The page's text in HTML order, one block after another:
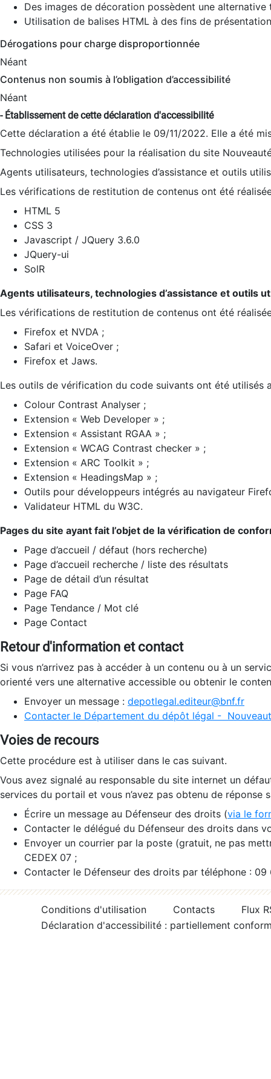
Des images de décoration possèdent une alternative
Utilisation de balises HTML à des fins de
Dérogations pour charge disproportionnée
Néant
Contenus non soumis à l’obligation d’accessibilité
Néant
- Établissement de cette déclaration d'accessibilité
Cette déclaration a été établie le 09/11/2022. Elle a été
Technologies utilisées pour la réalisation du site
Agents utilisateurs, technologies d’assistance et outils
Les vérifications de restitution de contenus ont été
HTML 5
CSS 3
Javascript / JQuery 3.6.0
JQuery-ui
SolR
Agents utilisateurs, technologies d’assistance et outils
Les vérifications de restitution de contenus ont été
Firefox et NVDA ;
Safari et VoiceOver ;
Firefox et Jaws.
Les outils de vérification du code suivants ont été utilisés
Colour Contrast Analyser ;
Extension « Web Developer » ;
Extension « Assistant RGAA » ;
Extension « WCAG Contrast checker » ;
Extension « ARC Toolkit » ;
Extension « HeadingsMap » ;
Outils pour développeurs intégrés au navigateur
Validateur HTML du W3C.
Pages du site ayant fait l’objet de la vérification de
Page d’accueil / défaut (hors recherche)
Page d’accueil recherche / liste des résultats
Page de détail d’un résultat
Page FAQ
Page Tendance / Mot clé
Page Contact
Retour d'information et contact
Si vous n’arrivez pas à accéder à un contenu ou à un
orienté vers une alternative accessible ou obtenir le
Envoyer un message : depotlegal.editeur@bnf.fr
Contacter le Département du dépôt légal -
Voies de recours
Cette procédure est à utiliser dans le cas suivant.
Vous avez signalé au responsable du site internet un
services du portail et vous n’avez pas obtenu de réponse
Écrire un message au Défenseur des droits (via le
Contacter le délégué du Défenseur des droits dans
Envoyer un courrier par la poste (gratuit, ne pas
CEDEX 07 ;
Contacter le Défenseur des droits par téléphone :
Conditions d'utilisation Contacts
Flux
Déclaration d'accessibilité : partiellement